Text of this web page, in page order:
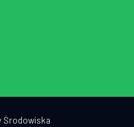
Środowiska